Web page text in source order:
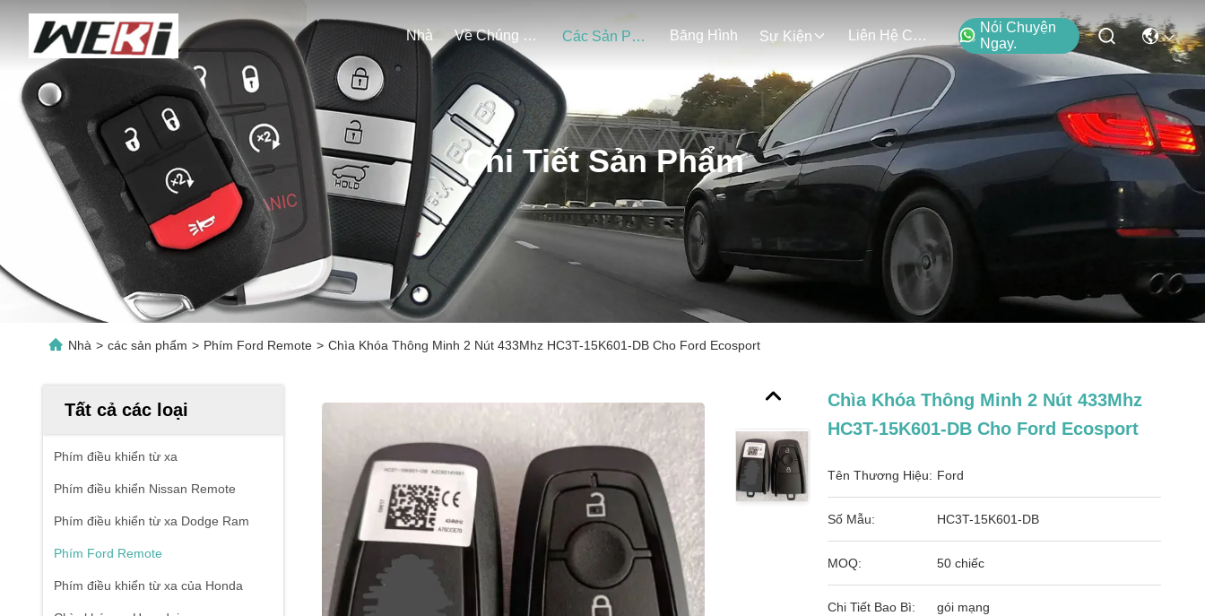
Nhà Về Chúng Tôi Các Sản Phẩm Băng Hình Sự Kiện Liên Hệ Chúng Tôi
Nói Chuyện
Ngay.
Chi Tiết Sản Phẩm
Nhà > các sản phẩm > Phím Ford Remote > Chìa Khóa Thông Minh 2 Nút 433Mhz HC3T-15K601-DB Cho Ford Ecosport
Tất cả các loại
Phím điều khiển từ xa
Phím điều khiển Nissan Remote
Phím điều khiển từ xa Dodge Ram
Phím Ford Remote
Phím điều khiển từ xa của Honda
Chìa Khóa Thông Minh 2 Nút 433Mhz
HC3T-15K601-DB Cho Ford Ecosport
Tên Thương Hiệu: Ford
Số Mẫu: HC3T-15K601-DB
MOQ: 50 chiếc
Chi Tiết Bao Bì: gói mạng